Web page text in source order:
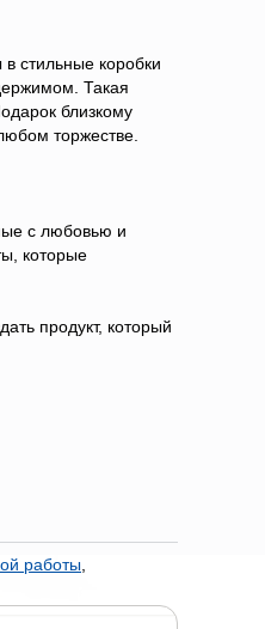
стильные коробки
Такая
близкому
торжестве.
с любовью и
которые
продукт, который
работы